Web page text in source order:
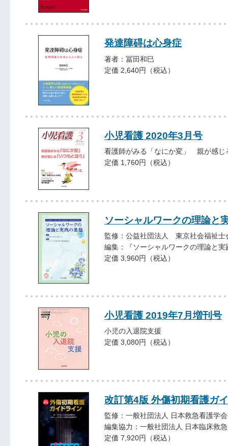
発達障碍は心身症
著者：冨田和巳
定価 2,640円（税込）
小児看護 2020年3月号
看護師がみる「なにか変」 親が感じ
定価 1,760円（税込）
ソーシャルワークの理論と
監修：公益社団法人 東京社会福祉士
編集：『ソーシャルワークの理論と
定価 3,960円（税込）
小児看護 2019年7月増刊号
小児の入退院支援
定価 3,080円（税込）
改訂第4版 外傷初期看護
監修：一般社団法人 日本救急看護学会
編集協力：一般社団法人 日本臨床救
定価 7,920円（税込）